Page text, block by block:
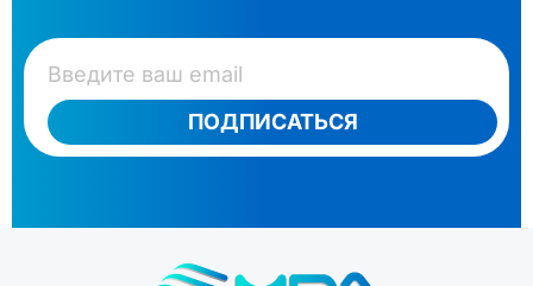
ПОДПИСАТЬСЯ